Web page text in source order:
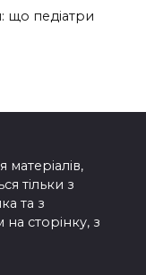
що педіатри
тільки з
та з
сторінку, з